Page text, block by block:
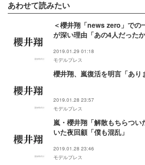
あわせて読みたい
＜櫻井翔「news zero」での
が深い理由「あの4人だった
2019.01.29 01:18
モデルプレス
櫻井翔、嵐復活を明言「あり
2019.01.28 23:57
モデルプレス
嵐・櫻井翔「解散もちらつい
いた夜回顧「僕も混乱」
2019.01.28 23:46
モデルプレス